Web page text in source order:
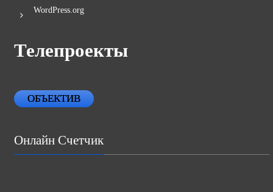
WordPress.org
Телепроекты
ОБЪЕКТИВ
Онлайн Счетчик